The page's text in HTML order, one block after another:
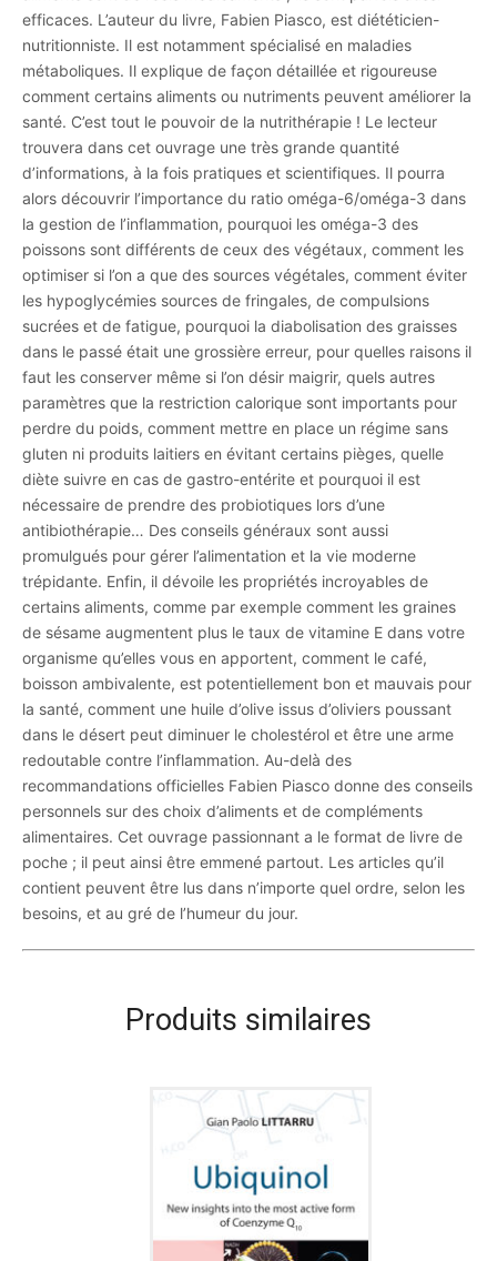
efficaces. L’auteur du livre, Fabien Piasco, est diététicien-
nutritionniste. Il est notamment spécialisé en maladies
métaboliques. Il explique de façon détaillée et rigoureuse
comment certains aliments ou nutriments peuvent améliorer la
santé. C’est tout le pouvoir de la nutrithérapie ! Le lecteur
trouvera dans cet ouvrage une très grande quantité
d’informations, à la fois pratiques et scientifiques. Il pourra
alors découvrir l’importance du ratio oméga-6/oméga-3 dans
la gestion de l’inflammation, pourquoi les oméga-3 des
poissons sont différents de ceux des végétaux, comment les
optimiser si l’on a que des sources végétales, comment éviter
les hypoglycémies sources de fringales, de compulsions
sucrées et de fatigue, pourquoi la diabolisation des graisses
dans le passé était une grossière erreur, pour quelles raisons il
faut les conserver même si l’on désir maigrir, quels autres
paramètres que la restriction calorique sont importants pour
perdre du poids, comment mettre en place un régime sans
gluten ni produits laitiers en évitant certains pièges, quelle
diète suivre en cas de gastro-entérite et pourquoi il est
nécessaire de prendre des probiotiques lors d’une
antibiothérapie… Des conseils généraux sont aussi
promulgués pour gérer l’alimentation et la vie moderne
trépidante. Enfin, il dévoile les propriétés incroyables de
certains aliments, comme par exemple comment les graines
de sésame augmentent plus le taux de vitamine E dans votre
organisme qu’elles vous en apportent, comment le café,
boisson ambivalente, est potentiellement bon et mauvais pour
la santé, comment une huile d’olive issus d’oliviers poussant
dans le désert peut diminuer le cholestérol et être une arme
redoutable contre l’inflammation. Au-delà des
recommandations officielles Fabien Piasco donne des conseils
personnels sur des choix d’aliments et de compléments
alimentaires. Cet ouvrage passionnant a le format de livre de
poche ; il peut ainsi être emmené partout. Les articles qu’il
contient peuvent être lus dans n’importe quel ordre, selon les
besoins, et au gré de l’humeur du jour.
Produits similaires